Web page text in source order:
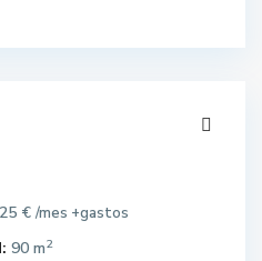
€ /mes +gastos
90 m2